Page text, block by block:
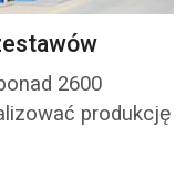
2600
produkcję